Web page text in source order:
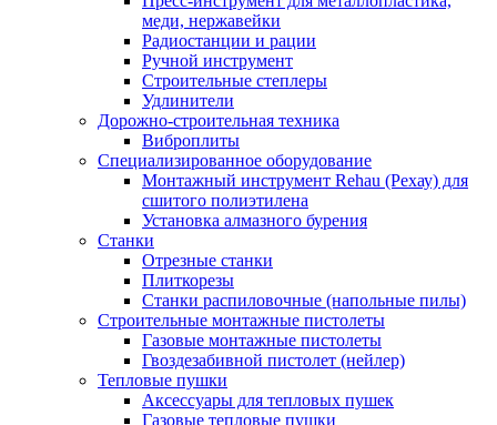
меди, нержавейки
Радиостанции и рации
Ручной инструмент
Строительные степлеры
Удлинители
Дорожно-строительная техника
Виброплиты
Специализированное оборудование
Монтажный инструмент Rehau (Рехау) для
сшитого полиэтилена
Установка алмазного бурения
Станки
Отрезные станки
Плиткорезы
Станки распиловочные (напольные пилы)
Строительные монтажные пистолеты
Газовые монтажные пистолеты
Гвоздезабивной пистолет (нейлер)
Тепловые пушки
Аксессуары для тепловых пушек
Газовые тепловые пушки